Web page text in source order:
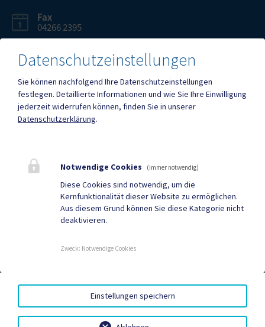
Fax
04266 2395
Mehr
Geko digital Gemeinde-
Tourismus
Sport & Freizeit
Gemeindenachrichten
AMTSSIGNATUR BARRIEREFREIHEIT
SITEMAP|IMPRESSUM
Datenschutzeinstellungen
Sie können nachfolgend Ihre Datenschutzeinstellungen
festlegen. Detaillierte Informationen und wie Sie Ihre Einwilligung
jederzeit widerrufen können, finden Sie in unserer
Datenschutzerklärung.
Notwendige Cookies (immer notwendig)
Diese Cookies sind notwendig, um die
Kernfunktionalität dieser Website zu ermöglichen.
Aus diesem Grund können Sie diese Kategorie nicht
deaktivieren.
Zweck: Notwendige Cookies
Einstellungen speichern